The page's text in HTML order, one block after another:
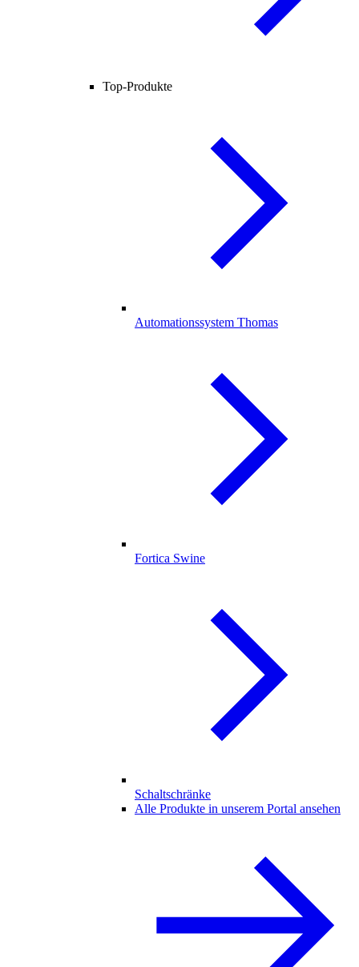
Top-Produkte
Automationssystem Thomas
Fortica Swine
Schaltschränke
Alle Produkte in unserem Portal ansehen